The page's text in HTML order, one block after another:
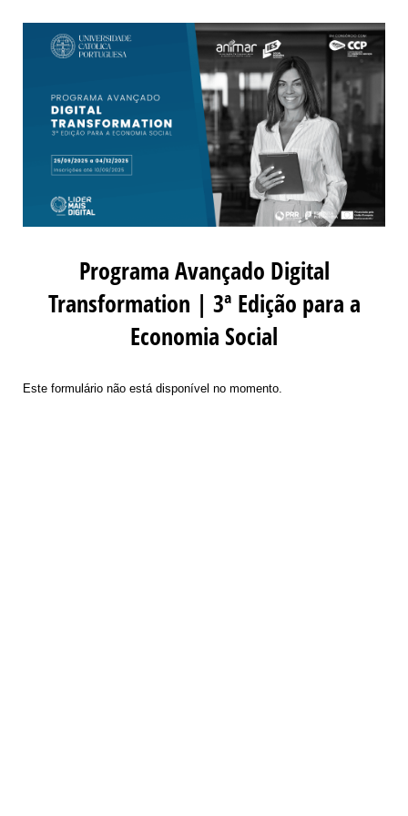
Programa Avançado Digital
Transformation | 3ª Edição para a
Economia Social
Este formulário não está disponível no momento.